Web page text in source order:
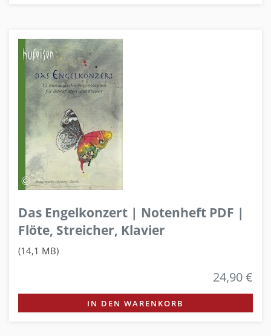
Das Engelkonzert | Notenheft PDF |
Flöte, Streicher, Klavier
(14,1 MB)
24,90 €
IN DEN WARENKORB